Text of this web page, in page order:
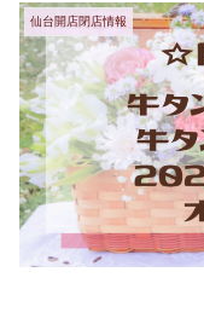
仙台開店閉店情報